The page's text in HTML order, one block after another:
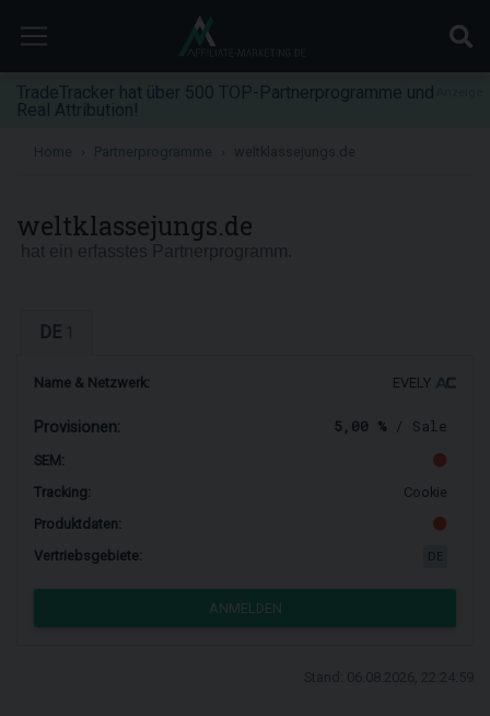
TradeTracker hat über 500 TOP-Partnerprogramme und
Real Attribution!
Home Partnerprogramme
weltklassejungs.de
DE
Name & Netzwerk: EVELY
Provisionen: 5,00 % / Sale
SEM:
Tracking:
Cookie
Produktdaten:
Vertriebsgebiete:
ANMELDEN